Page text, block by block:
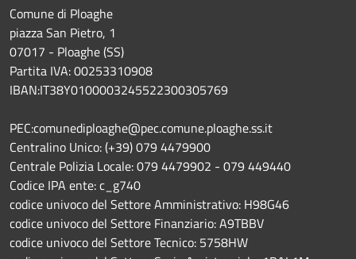
Comune di Ploaghe
piazza San Pietro, 1
07017 - Ploaghe (SS)
Partita IVA: 00253310908
IBAN:IT38Y0100003245522300305769
PEC:comunediploaghe@pec.comune.ploaghe.ss.it
Centralino Unico: (+39) 079 4479900
Centrale Polizia Locale: 079 4479902 - 079 449440
Codice IPA ente: c_g740
codice univoco del Settore Amministrativo: H98G46
codice univoco del Settore Finanziario: A9TBBV
codice univoco del Settore Tecnico: 5758HW